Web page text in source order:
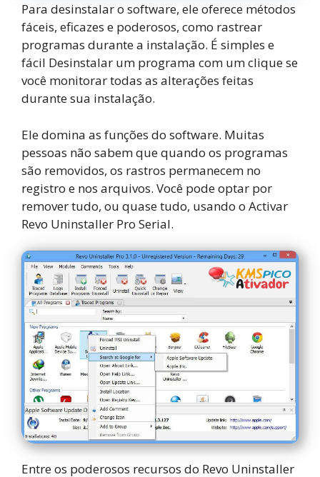
Para desinstalar o software, ele oferece métodos
fáceis, eficazes e poderosos, como rastrear
programas durante a instalação. É simples e
fácil Desinstalar um programa com um clique se
você monitorar todas as alterações feitas
durante sua instalação.
Ele domina as funções do software. Muitas
pessoas não sabem que quando os programas
são removidos, os rastros permanecem no
registro e nos arquivos. Você pode optar por
remover tudo, ou quase tudo, usando o Activar
Revo Uninstaller Pro Serial.
Entre os poderosos recursos do Revo Uninstaller